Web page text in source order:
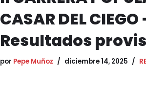
CASAR DEL CIEGO
Resultados
por Pepe Muñoz diciembre 14, 2025